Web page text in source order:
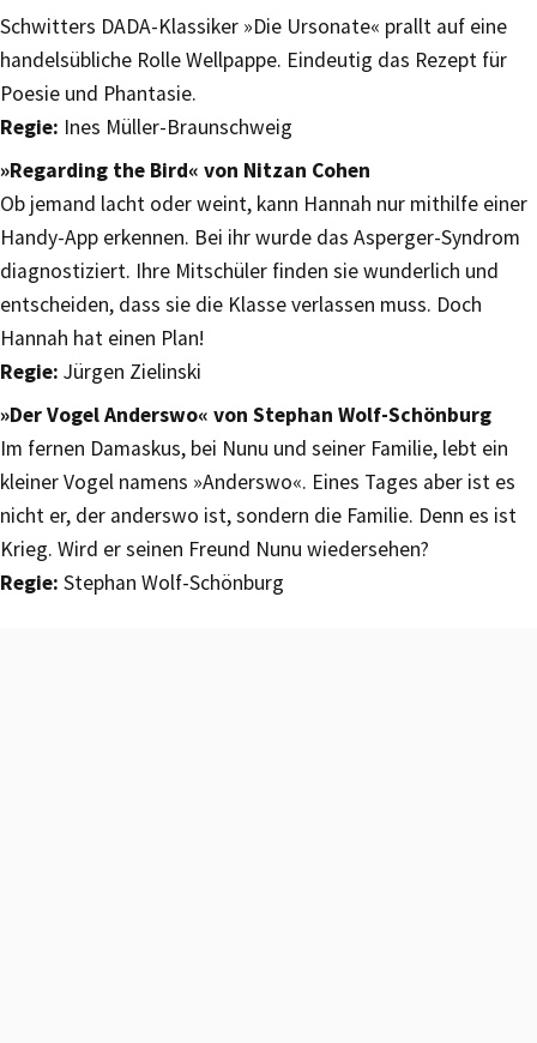
Schwitters DADA-Klassiker »Die Ursonate« prallt auf eine
handelsübliche Rolle Wellpappe. Eindeutig das Rezept für
Poesie und Phantasie.
Regie: Ines Müller-Braunschweig
»Regarding the Bird« von Nitzan Cohen
Ob jemand lacht oder weint, kann Hannah nur mithilfe einer
Handy-App erkennen. Bei ihr wurde das Asperger-Syndrom
diagnostiziert. Ihre Mitschüler finden sie wunderlich und
entscheiden, dass sie die Klasse verlassen muss. Doch
Hannah hat einen Plan!
Regie: Jürgen Zielinski
»Der Vogel Anderswo« von Stephan Wolf-Schönburg
Im fernen Damaskus, bei Nunu und seiner Familie, lebt ein
kleiner Vogel namens »Anderswo«. Eines Tages aber ist es
nicht er, der anderswo ist, sondern die Familie. Denn es ist
Krieg. Wird er seinen Freund Nunu wiedersehen?
Regie: Stephan Wolf-Schönburg